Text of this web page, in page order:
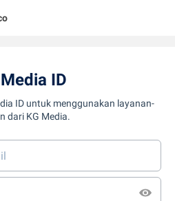
ID
ID untuk menggunakan layanan-
dari KG Media.